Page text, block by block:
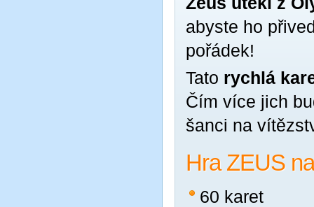
abyste ho
pořádek!
Tato rychlá
Čím více jich
šanci na
Hra ZEUS
60 karet